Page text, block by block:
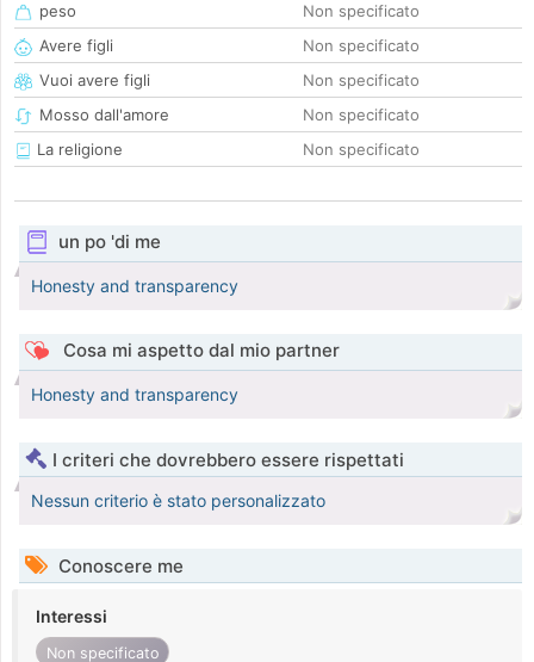
peso
Non specificato
Avere figli
Non specificato
Vuoi avere figli
Non specificato
Mosso dall'amore
Non specificato
La religione
Non specificato
un po 'di me
Honesty and transparency
Cosa mi aspetto dal mio partner
Honesty and transparency
I criteri che dovrebbero essere rispettati
Nessun criterio è stato personalizzato
Conoscere me
Interessi
Non specificato